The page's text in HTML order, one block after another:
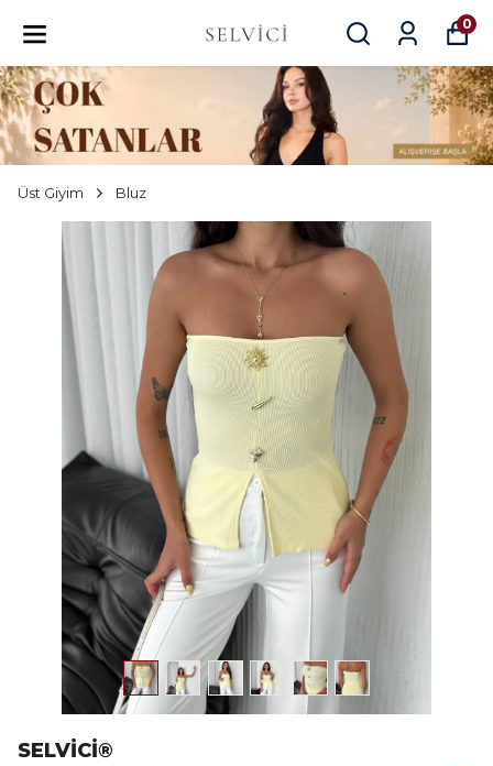
0
Üst Giyim Bluz
SELVİCİ®